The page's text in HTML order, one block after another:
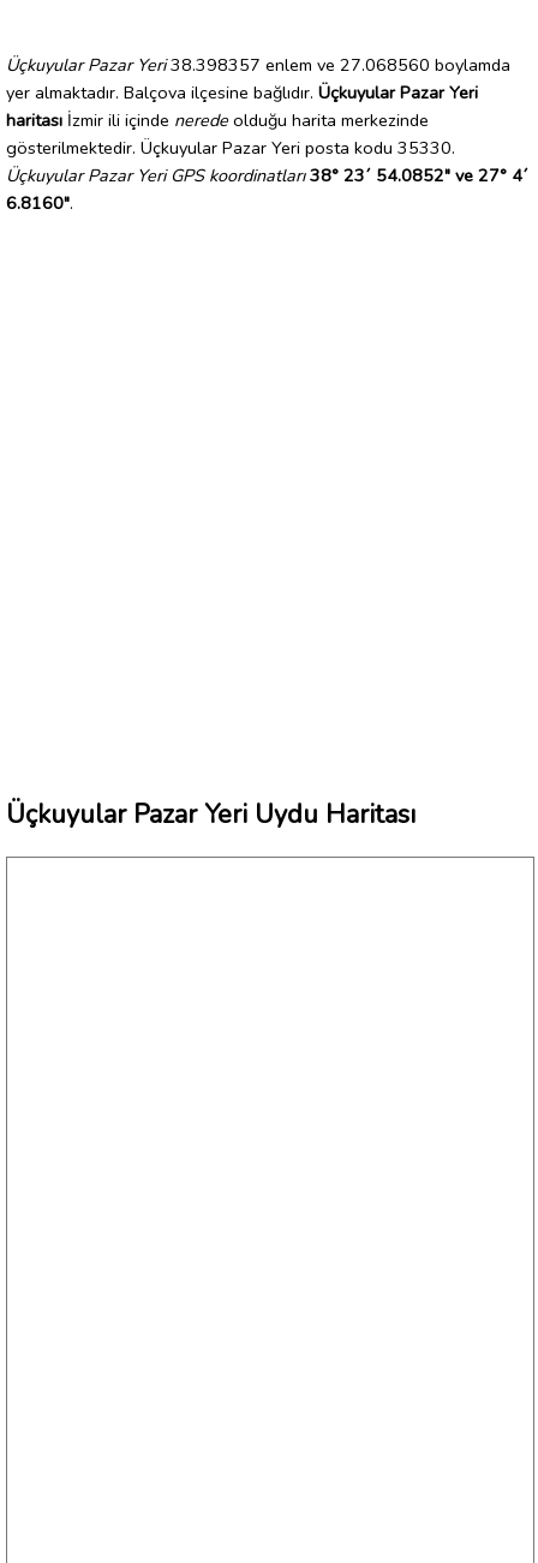
Üçkuyular Pazar Yeri38.398357 enlem ve 27.068560 boylamda
yer almaktadır. Balçova ilçesine bağlıdır. Üçkuyular Pazar Yeri
haritası İzmir ili içinde nerede olduğu harita merkezinde
gösterilmektedir. Üçkuyular Pazar Yeri posta kodu 35330.
Üçkuyular Pazar Yeri GPS koordinatları 38° 23´ 54.0852" ve 27° 4´
6.8160".
Üçkuyular Pazar Yeri Uydu Haritası